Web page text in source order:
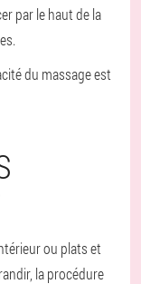
par le haut de la
du massage est
ou plats et
la procédure